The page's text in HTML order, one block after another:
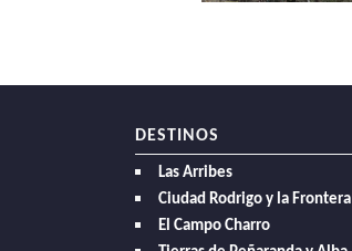
DESTINOS
Las Arribes
Ciudad Rodrigo y la Frontera
El Campo Charro